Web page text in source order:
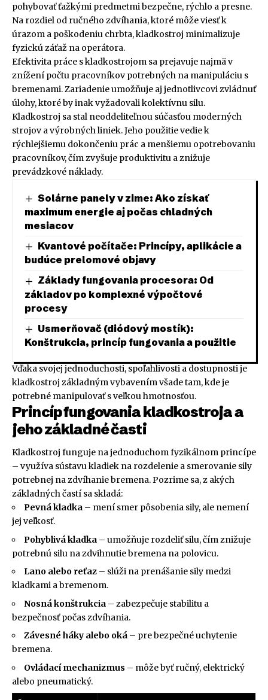
pohybovať ťažkými predmetmi bezpečne, rýchlo a presne.
Na rozdiel od ručného zdvíhania, ktoré môže viesť k
úrazom a poškodeniu chrbta, kladkostroj minimalizuje
fyzickú záťaž na operátora.
Efektivita práce s kladkostrojom sa prejavuje najmä v
znížení počtu pracovníkov potrebných na manipuláciu s
bremenami. Zariadenie umožňuje aj jednotlivcovi zvládnuť
úlohy, ktoré by inak vyžadovali kolektívnu silu.
Kladkostroj sa stal neoddeliteľnou súčasťou moderných
strojov a výrobných liniek. Jeho použitie vedie k
rýchlejšiemu dokončeniu prác a menšiemu opotrebovaniu
pracovníkov, čím zvyšuje produktivitu a znižuje
prevádzkové náklady.
Solárne panely v zime: Ako získať
maximum energie aj počas chladných
mesiacov
Kvantové počítače: Princípy, aplikácie a
budúce prelomové objavy
Základy fungovania procesora: Od
základov po komplexné výpočtové
procesy
Usmerňovač (diódový mostík):
Konštrukcia, princíp fungovania a použitie
Vďaka svojej jednoduchosti, spoľahlivosti a dostupnosti je
kladkostroj základným vybavením všade tam, kde je
potrebné manipulovať s veľkou hmotnosťou.
Princíp fungovania kladkostroja a
jeho základné časti
Kladkostroj funguje na jednoduchom fyzikálnom princípe
– využíva sústavu kladiek na rozdelenie a smerovanie sily
potrebnej na zdvíhanie bremena. Pozrime sa, z akých
základných častí sa skladá:
Pevná kladka – mení smer pôsobenia sily, ale nemení
jej veľkosť.
Pohyblivá kladka – umožňuje rozdeliť silu, čím znižuje
potrebnú silu na zdvihnutie bremena na polovicu.
Lano alebo reťaz – slúži na prenášanie sily medzi
kladkami a bremenom.
Nosná konštrukcia – zabezpečuje stabilitu a
bezpečnosť počas zdvíhania.
Závesné háky alebo oká – pre bezpečné uchytenie
bremena.
Ovládací mechanizmus – môže byť ručný, elektrický
alebo pneumatický.